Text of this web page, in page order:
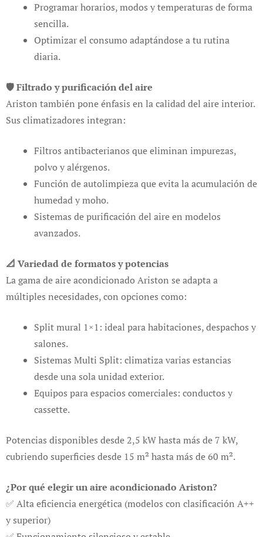
Programar horarios, modos y temperaturas de forma
sencilla.
Optimizar el consumo adaptándose a tu rutina
diaria.
🛡️ Filtrado y purificación del aire
Ariston también pone énfasis en la calidad del aire interior.
Sus climatizadores integran:
Filtros antibacterianos que eliminan impurezas,
polvo y alérgenos.
Función de autolimpieza que evita la acumulación de
humedad y moho.
Sistemas de purificación del aire en modelos
avanzados.
📐 Variedad de formatos y potencias
La gama de aire acondicionado Ariston se adapta a
múltiples necesidades, con opciones como:
Split mural 1×1: ideal para habitaciones, despachos y
salones.
Sistemas Multi Split: climatiza varias estancias
desde una sola unidad exterior.
Equipos para espacios comerciales: conductos y
cassette.
Potencias disponibles desde 2,5 kW hasta más de 7 kW,
cubriendo superficies desde 15 m² hasta más de 60 m².
¿Por qué elegir un aire acondicionado Ariston?
✅ Alta eficiencia energética (modelos con clasificación A++
y superior)